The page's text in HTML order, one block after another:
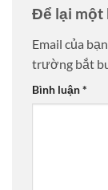
Để lại một
Email của
trường bắt
Bình luận*